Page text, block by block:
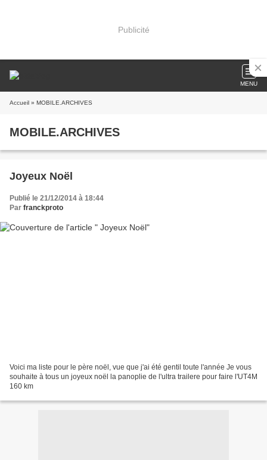
Publicité
MENU
Accueil » MOBILE.ARCHIVES
MOBILE.ARCHIVES
Joyeux Noël
Publié le 21/12/2014 à 18:44
Par franckproto
Voici ma liste pour le père noël, vue que j'ai été gentil toute l'année Je vous
souhaite à tous un joyeux noël la panoplie de l'ultra trailere pour faire l'UT4M
160 km